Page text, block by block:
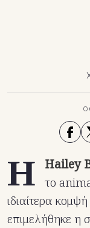
Η Hailey
το
ιδιαίτερα
επιμελήθηκε η